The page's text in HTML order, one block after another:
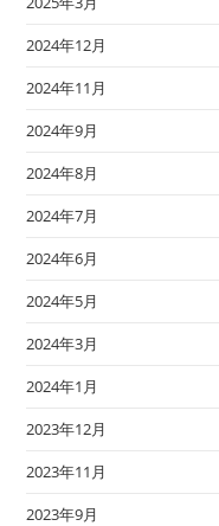
2024年12月
2024年11月
2024年9月
2024年8月
2024年7月
2024年6月
2024年5月
2024年3月
2024年1月
2023年12月
2023年11月
2023年9月